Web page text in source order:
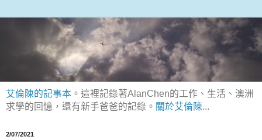
艾倫陳的記事本 。這裡記錄著AlanChen的工作、生活、澳洲
求學的回憶，還有新手爸爸的記錄。 關於艾倫陳...
2/07/2021